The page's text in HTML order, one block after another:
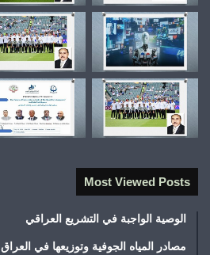
Most Viewed Posts
الوصية الواجبة في التشريع العراقي
مصادر المياه الجوفية وتوزيعها في العراق